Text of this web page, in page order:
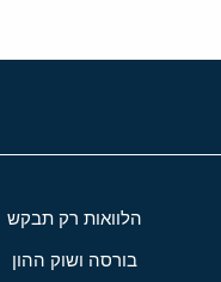
הלוואות רק תבקש
בורסה ושוק ההון